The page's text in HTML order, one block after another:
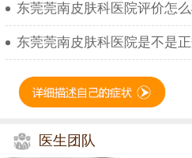
东莞莞南皮肤科医院评价怎
东莞莞南皮肤科医院是不是
医生团队